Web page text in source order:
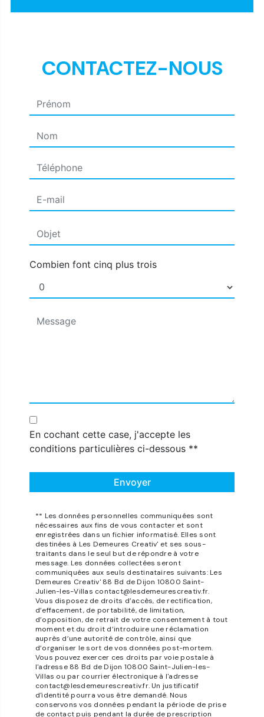
CONTACTEZ-NOUS
Combien font cinq plus trois
En cochant cette case, j'accepte les
conditions particulières ci-dessous **
Envoyer
** Les données personnelles communiquées sont
nécessaires aux fins de vous contacter et sont
enregistrées dans un fichier informatisé. Elles sont
destinées à Les Demeures Creativ' et ses sous-
traitants dans le seul but de répondre à votre
message. Les données collectées seront
communiquées aux seuls destinataires suivants: Les
Demeures Creativ' 88 Bd de Dijon 10800 Saint-
Julien-les-Villas contact@lesdemeurescreativ.fr.
Vous disposez de droits d’accès, de rectification,
d’effacement, de portabilité, de limitation,
d’opposition, de retrait de votre consentement à tout
moment et du droit d’introduire une réclamation
auprès d’une autorité de contrôle, ainsi que
d’organiser le sort de vos données post-mortem.
Vous pouvez exercer ces droits par voie postale à
l'adresse 88 Bd de Dijon 10800 Saint-Julien-les-
Villas ou par courrier électronique à l'adresse
contact@lesdemeurescreativ.fr. Un justificatif
d'identité pourra vous être demandé. Nous
conservons vos données pendant la période de prise
de contact puis pendant la durée de prescription